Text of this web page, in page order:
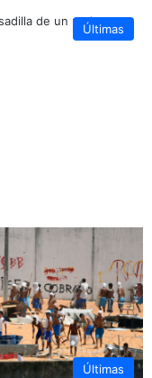
Últimas
Últimas